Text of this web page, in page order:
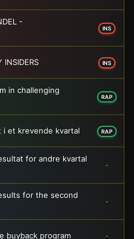
-
INS
INSIDERS INS
in challenging
RAP
et krevende kvartal RAP
for andre kvartal
-
for the second
-
buyback program -